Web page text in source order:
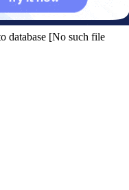
সাভারে এমপি ও তাঁর স্ত্রীকে
শিক্ষাপ্রতিষ্ঠানের সভাপতি,